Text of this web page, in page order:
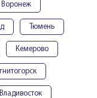
Воронеж
Тюмень
Кемерово
Владивосток